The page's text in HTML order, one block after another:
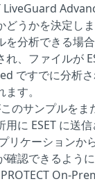
LiveGuard
どうかを決定しま
を分析できる場
れ、ファイルが
ですでに分析
す。
このサンプルを
に ESET に送信
リケーションか
確認できるように
On-